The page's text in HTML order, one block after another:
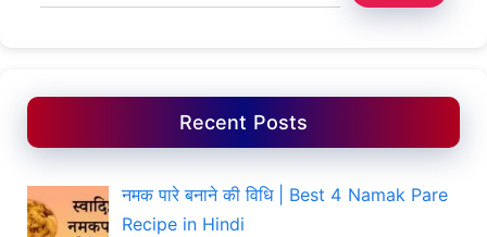
Recent Posts
नमक पारे बनाने की विधि | Best 4 Namak Pare
Recipe in Hindi